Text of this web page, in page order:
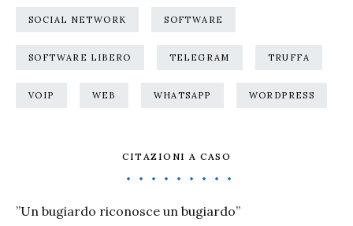
SOCIAL NETWORK SOFTWARE
SOFTWARE LIBERO TELEGRAM TRUFFA
VOIP WEB WHATSAPP WORDPRESS
CITAZIONI A CASO
”Un bugiardo riconosce un bugiardo”